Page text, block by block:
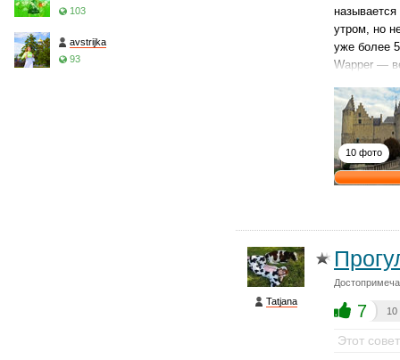
103
avstrijka
93
утром, но
уже более
Wapper —
10 фото
Tatjana 7 10
Этот